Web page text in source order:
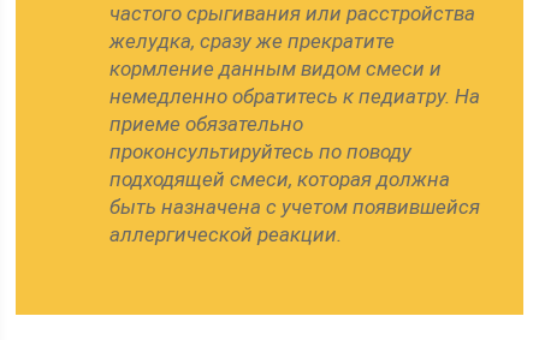
частого срыгивания или расстройства
желудка, сразу же прекратите
кормление данным видом смеси и
немедленно обратитесь к педиатру. На
приеме обязательно
проконсультируйтесь по поводу
подходящей смеси, которая должна
быть назначена с учетом появившейся
аллергической реакции.